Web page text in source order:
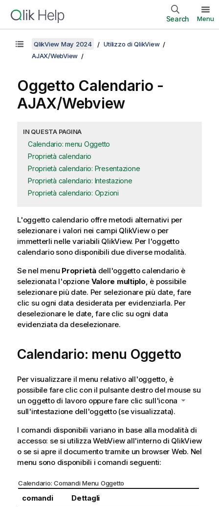
Search Menu
QlikView May 2024
Utilizzo di QlikView
AJAX/WebView
Oggetto Calendario -
AJAX/Webview
IN QUESTA PAGINA
Calendario: menu Oggetto
Proprietà calendario
Proprietà calendario: Presentazione
Proprietà calendario: Intestazione
Proprietà calendario: Opzioni
L'oggetto calendario offre metodi alternativi per
selezionare i valori nei campi QlikView o per
immetterli nelle variabili QlikView. Per l'oggetto
calendario sono disponibili due diverse modalità.
Se nel menu Proprietàdell'oggetto calendario è
selezionata l'opzione Valore multiplo, è possibile
selezionare più date. Per selezionare più date, fare
clic su ogni data desiderata per evidenziarla. Per
deselezionare le date, fare clic su ogni data
evidenziata da deselezionare.
Calendario: menu Oggetto
Per visualizzare il menu relativo all'oggetto, è
possibile fare clic con il pulsante destro del mouse su
un oggetto di lavoro oppure fare clic sull'icona
sull'intestazione dell'oggetto (se visualizzata).
I comandi disponibili variano in base alla modalità di
accesso: se si utilizza WebView all'interno di QlikView
o se si apre il documento tramite un browser Web. Nel
menu sono disponibili i comandi seguenti:
Calendario: Comandi Menu Oggetto
comandi Dettagli